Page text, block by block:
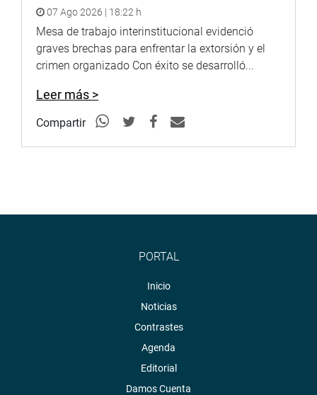
07 Ago 2026 | 18:22 h
Mesa de trabajo interinstitucional evidenció
graves brechas para enfrentar la extorsión y el
crimen organizado Con éxito se desarrolló...
Leer más >
Compartir
PORTAL
Inicio
Noticias
Contrastes
Agenda
Editorial
Damos Cuenta